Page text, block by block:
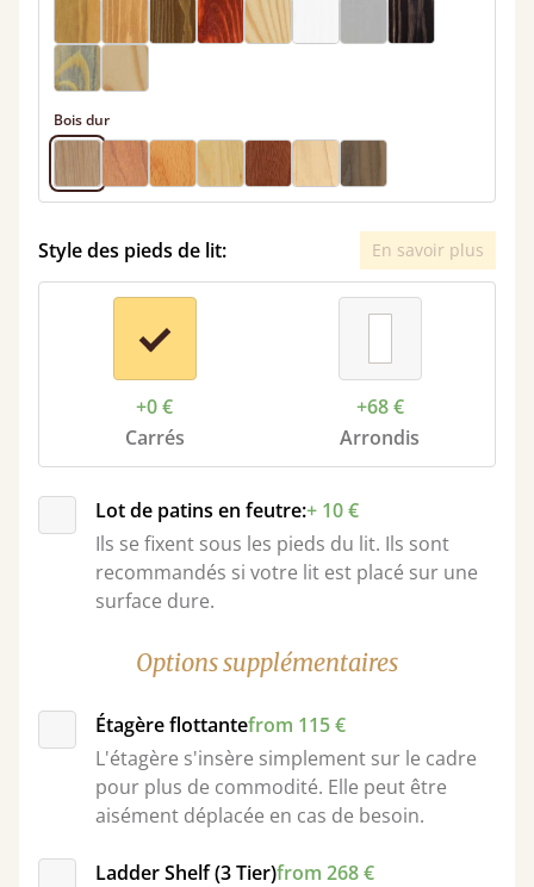
Bois dur
Style des pieds de lit: En savoir plus
+0 €
Carrés
+68 €
Arrondis
Lot de patins en feutre:+ 10 €
Ils se fixent sous les pieds du lit. Ils sont
recommandés si votre lit est placé sur une
surface dure.
Options supplémentaires
Étagère flottantefrom 115 €
L'étagère s'insère simplement sur le cadre
pour plus de commodité. Elle peut être
aisément déplacée en cas de besoin.
Ladder Shelf (3 Tier)from 268 €